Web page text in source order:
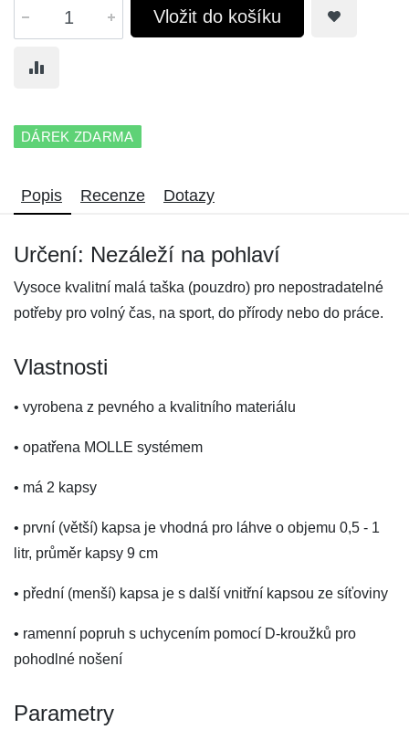
Vložit do košíku
DÁREK ZDARMA
Popis Recenze Dotazy
Určení: Nezáleží na pohlaví
Vysoce kvalitní malá taška (pouzdro) pro nepostradatelné
potřeby pro volný čas, na sport, do přírody nebo do práce.
Vlastnosti
• vyrobena z pevného a kvalitního materiálu
• opatřena MOLLE systémem
• má 2 kapsy
• první (větší) kapsa je vhodná pro láhve o objemu 0,5 - 1
litr, průměr kapsy 9 cm
• přední (menší) kapsa je s další vnitřní kapsou ze síťoviny
• ramenní popruh s uchycením pomocí D-kroužků pro
pohodlné nošení
Parametry